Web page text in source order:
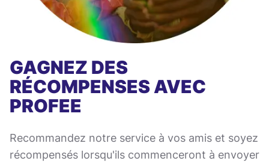
GAGNEZ DES
RÉCOMPENSES AVEC
PROFEE
Recommandez notre service à vos amis et soyez
récompensés lorsqu'ils commenceront à envoyer